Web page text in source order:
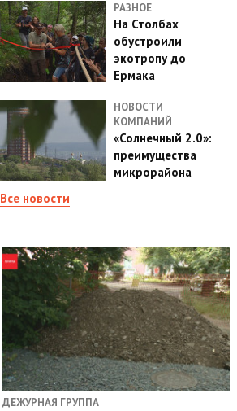
РАЗНОЕ
На Столбах
обустроили
экотропу до
Ермака
НОВОСТИ
КОМПАНИЙ
«Солнечный 2.0»:
преимущества
микрорайона
Все новости
ДЕЖУРНАЯ ГРУППА